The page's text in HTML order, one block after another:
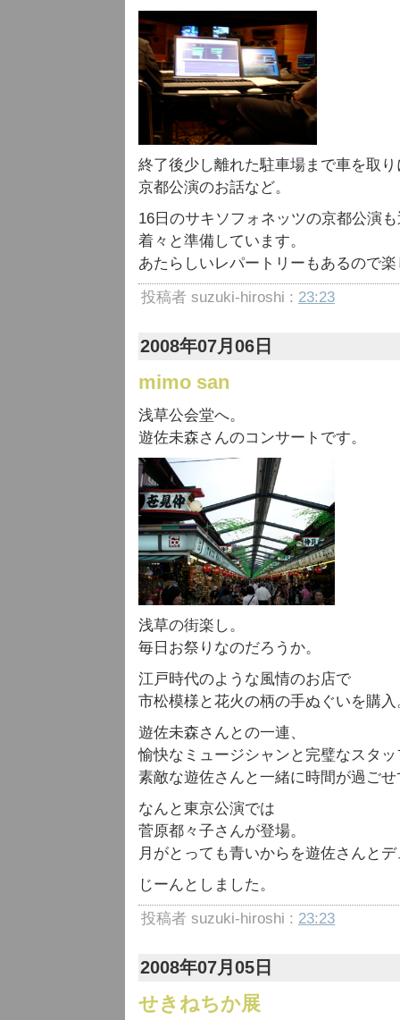
終了後少し離れた駐車場まで車を取
京都公演のお話など。
16日のサキソフォネッツの京都公演
着々と準備しています。
あたらしいレパートリーもあるので
投稿者 suzuki-hiroshi : 23:23
2008年07月06日
mimo san
浅草公会堂へ。
遊佐未森さんのコンサートです。
浅草の街楽し。
毎日お祭りなのだろうか。
江戸時代のような風情のお店で
市松模様と花火の柄の手ぬぐいを購入
遊佐未森さんとの一連、
愉快なミュージシャンと完璧なスタッ
素敵な遊佐さんと一緒に時間が過ご
なんと東京公演では
菅原都々子さんが登場。
月がとっても青いからを遊佐さんと
じーんとしました。
投稿者 suzuki-hiroshi : 23:23
2008年07月05日
せきねちか展